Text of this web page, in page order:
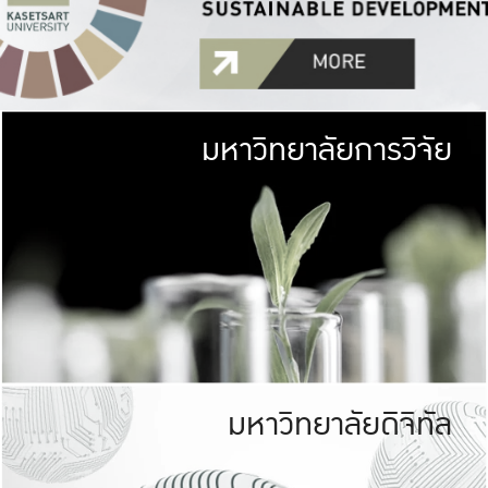
มหาวิทยา
เกษตรศาสตร์ มีพื้นที่เขียว
เป็นป่าในเมือง
เกษตรในเมือง (URBAN
ที่นับรวมกันได้ประม
มหาวิทยาลัยการวิจัย
มหาวิทยาลัยรับผิดชอบ
ร่วมมือกับชุมชน เพื่อ
มหาวิทยาลัยดิจิทัล